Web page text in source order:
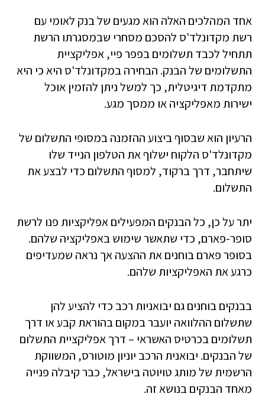
אחד המהלכים האלה הוא מגעים של בנק לאומי עם
רשת מקדונלד'ס להסכם מסחרי שבמסגרתו הרשת
תתחיל לכבד תשלומים בפפר פיי, אפליקציית
התשלומים של הבנק. הבחירה במקדונלד'ס היא כי היא
מתקדמת דיגיטלית, כך למשל ניתן להזמין אוכל
ישירות מאפליקציה או ממסך מגע.
הרעיון הוא שבסוף ביצוע ההזמנה במסופי התשלום של
מקדונלד'ס הלקוח ישלוף את הטלפון הנייד שלו
שיתחבר, דרך ברקוד, למסוף התשלום כדי לבצע את
התשלום.
יתר על כן, כל הבנקים המפעילים אפליקציות פנו לרשת
סופר-פארם, כדי שתאשר שימוש באפליקציה שלהם.
בסופר פארם בוחנים את ההצעה אך נראה שמעדיפים
כרגע את האפליקציות שלהם.
בבנקים בוחנים גם יבואניות רכב כדי להציע להן
שתשלום ההלוואה יועבר במקום בהוראת קבע או דרך
תשלומים בכרטיס האשראי – דרך אפליקציית התשלום
של הבנקים. יבואנית הרכב יוניון מוטורס, המשווקת
הרשמית של מותג טויוטה בישראל, כבר קיבלה פנייה
מאחד הבנקים בנושא זה.